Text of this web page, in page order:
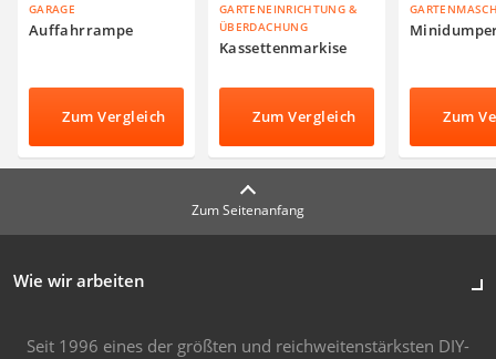
GARAGE
Auffahrrampe
Zum Vergleich
GARTENEINRICHTUNG &
ÜBERDACHUNG
Kassettenmarkise
Zum Vergleich Zum
Zum Seitenanfang
Wie wir arbeiten
Seit 1996 eines der größten und reichweitenstärksten DIY-